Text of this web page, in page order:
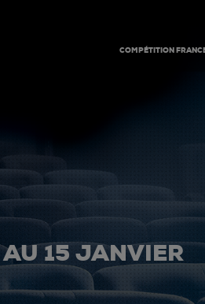
COMPÉTITION
15 JANVIER